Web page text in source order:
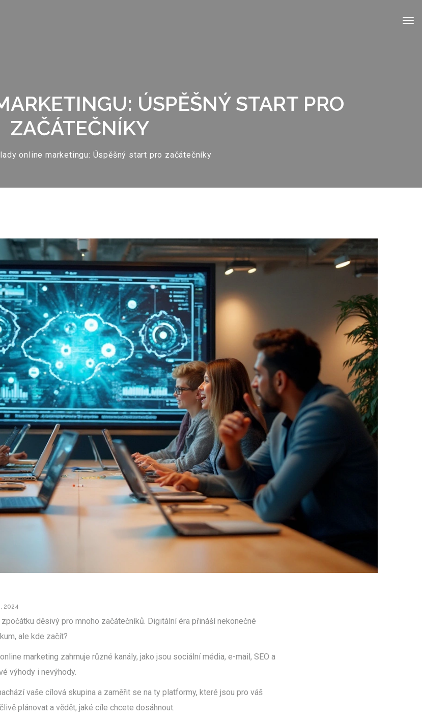
ÚSPĚŠNÝ START PRO
ZAČÁTEČNÍKY
online marketingu: Úspěšný start pro začátečníky
2024
děsivý pro mnoho začátečníků. Digitální éra přináší nekonečné
ale kde začít?
marketing zahrnuje různé kanály, jako jsou sociální média, e-mail, SEO a
výhody i nevýhody.
vaše cílová skupina a zaměřit se na ty platformy, které jsou pro váš
plánovat a vědět, jaké cíle chcete dosáhnout.